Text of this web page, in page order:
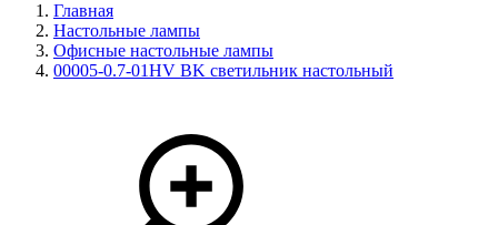
Главная
Настольные лампы
Офисные настольные лампы
00005-0.7-01HV BK светильник настольный